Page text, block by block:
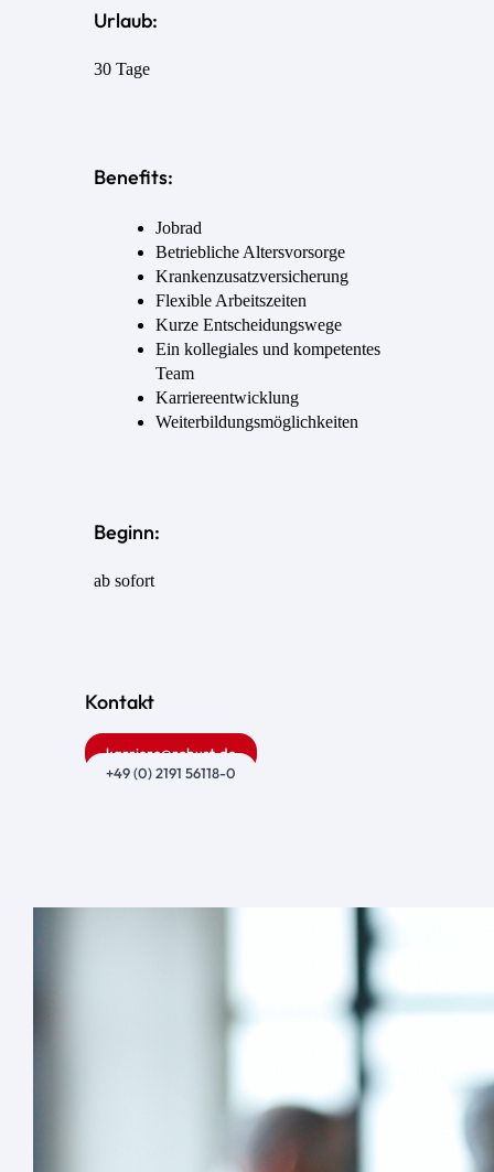
Urlaub:
30 Tage
Benefits:
Jobrad
Betriebliche Altersvorsorge
Krankenzusatzversicherung
Flexible Arbeitszeiten
Kurze Entscheidungswege
Ein kollegiales und kompetentes
Team
Karriereentwicklung
Weiterbildungsmöglichkeiten
Beginn:
ab sofort
Kontakt
karriere@robust.de
+49 (0) 2191 56118-0